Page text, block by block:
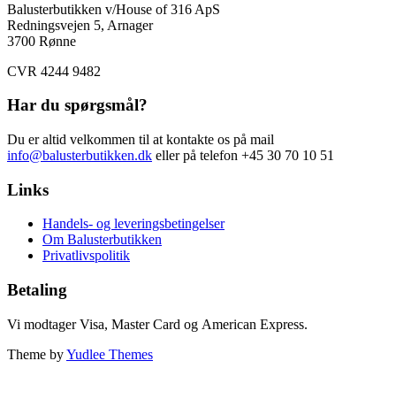
Balusterbutikken v/House of 316 ApS
Redningsvejen 5, Arnager
3700 Rønne
CVR 4244 9482
Har du spørgsmål?
Du er altid velkommen til at kontakte os på mail
info@balusterbutikken.dk eller på telefon +45 30 70 10 51
Links
Handels- og leveringsbetingelser
Om Balusterbutikken
Privatlivspolitik
Betaling
Vi modtager Visa, Master Card og American Express.
Theme byYudlee Themes